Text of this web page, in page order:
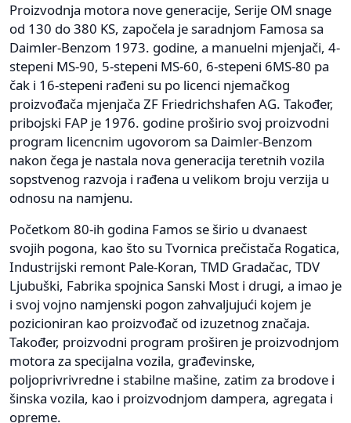
Proizvodnja motora nove generacije, Serije OM snage
od 130 do 380 KS, započela je saradnjom Famosa sa
Daimler-Benzom 1973. godine, a manuelni mjenjači, 4-
stepeni MS-90, 5-stepeni MS-60, 6-stepeni 6MS-80 pa
čak i 16-stepeni rađeni su po licenci njemačkog
proizvođača mjenjača ZF Friedrichshafen AG. Također,
pribojski FAP je 1976. godine proširio svoj proizvodni
program licencnim ugovorom sa Daimler-Benzom
nakon čega je nastala nova generacija teretnih vozila
sopstvenog razvoja i rađena u velikom broju verzija u
odnosu na namjenu.
Početkom 80-ih godina Famos se širio u dvanaest
svojih pogona, kao što su Tvornica prečistača Rogatica,
Industrijski remont Pale-Koran, TMD Gradačac, TDV
Ljubuški, Fabrika spojnica Sanski Most i drugi, a imao je
i svoj vojno namjenski pogon zahvaljujući kojem je
pozicioniran kao proizvođač od izuzetnog značaja.
Također, proizvodni program proširen je proizvodnjom
motora za specijalna vozila, građevinske,
poljoprivrivredne i stabilne mašine, zatim za brodove i
šinska vozila, kao i proizvodnjom dampera, agregata i
opreme.